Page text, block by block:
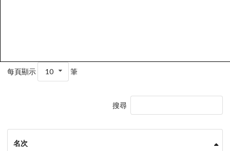
每頁顯示 10 筆
搜尋
名次